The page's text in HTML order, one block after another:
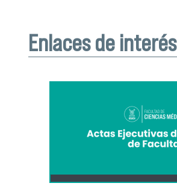
Enlaces de interés